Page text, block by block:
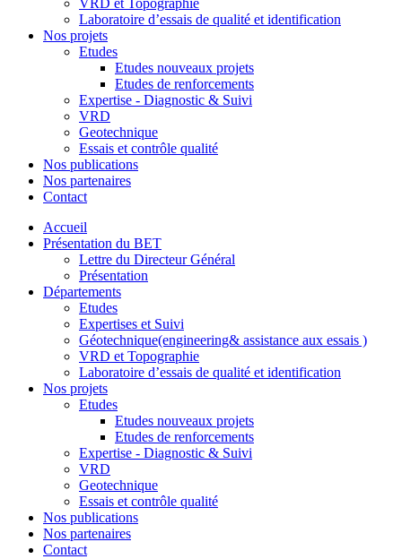
VRD et Topographie
Laboratoire d’essais de qualité et identification
Nos projets
Etudes
Etudes nouveaux projets
Etudes de renforcements
Expertise - Diagnostic & Suivi
VRD
Geotechnique
Essais et contrôle qualité
Nos publications
Nos partenaires
Contact
Accueil
Présentation du BET
Lettre du Directeur Général
Présentation
Départements
Etudes
Expertises et Suivi
Géotechnique(engineering& assistance aux essais )
VRD et Topographie
Laboratoire d’essais de qualité et identification
Nos projets
Etudes
Etudes nouveaux projets
Etudes de renforcements
Expertise - Diagnostic & Suivi
VRD
Geotechnique
Essais et contrôle qualité
Nos publications
Nos partenaires
Contact